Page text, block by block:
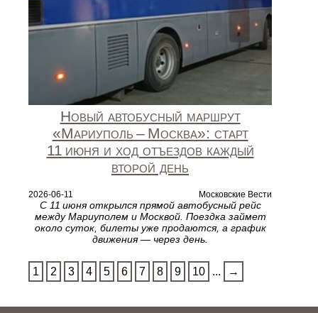
Новый автобусный маршрут
«Мариуполь – Москва»: старт
11 июня и ход отъездов каждый
второй день
2026-06-11 Московские Вести
С 11 июня открылся прямой автобусный рейс
между Мариуполем и Москвой. Поездка займет
около суток, билеты уже продаются, а график
движения — через день.
1 2 3 4 5 6 7 8 9 10 ... →